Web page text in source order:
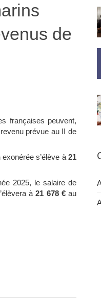
de
françaises peuvent,
prévue au II de
s’élève à 21
2025, le salaire de
à21 678 €au